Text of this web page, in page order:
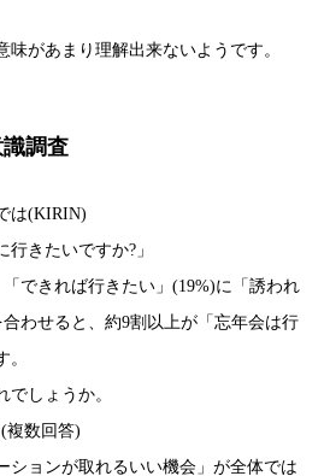
があまり理解出来ないようです。
調査
は(KIRIN)
行きたいですか?」
「できれば行きたい」(19%)に「誘われ
わせると、約9割以上が「忘年会は行
でしょうか。
複数回答)
ションが取れるいい機会」が全体では